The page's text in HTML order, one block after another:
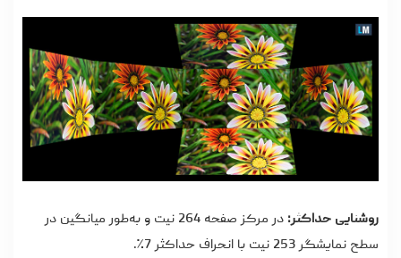
روشنایی حداکثر:
در مرکز صفحه 264 نیت و به‌طور میانگین در
سطح نمایشگر 253 نیت با انحراف حداکثر 7٪.